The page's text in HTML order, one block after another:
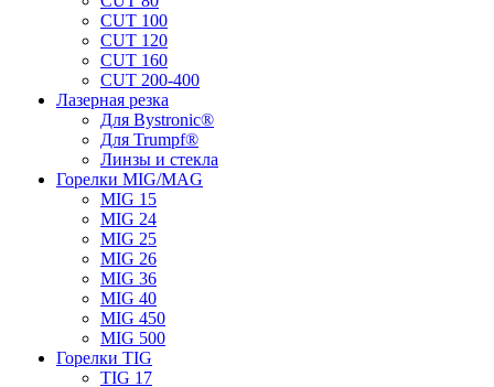
CUT 100
CUT 120
CUT 160
CUT 200-400
Лазерная резка
Для Bystronic®
Для Trumpf®
Линзы и стекла
Горелки MIG/MAG
MIG 15
MIG 24
MIG 25
MIG 26
MIG 36
MIG 40
MIG 450
MIG 500
Горелки TIG
TIG 17